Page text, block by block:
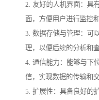
2. 友好的人机界面：具
面，方便用户进行监控
3. 数据存储与管理：可
理，以便后续的分析和查
4. 通信能力：能够与下
信，实现数据的传输和交
5. 扩展性：具备良好的